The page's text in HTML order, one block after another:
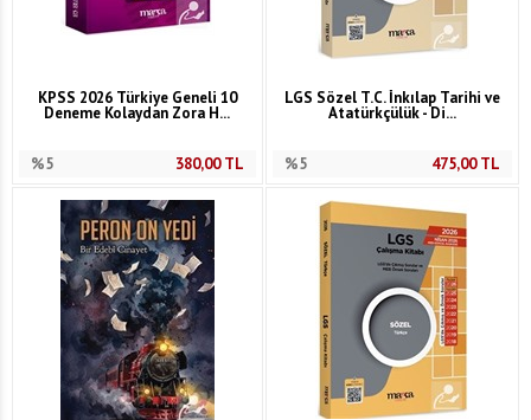
KPSS 2026 Türkiye Geneli 10
Deneme Kolaydan Zora H...
%5 380,00TL
LGS Sözel T.C. İnkılap Tarihi ve
Atatürkçülük - Di...
%5 475,00TL